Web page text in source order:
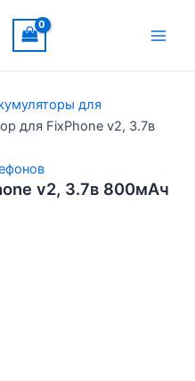
для
для FixPhone v2, 3.7в
v2, 3.7в 800мАч